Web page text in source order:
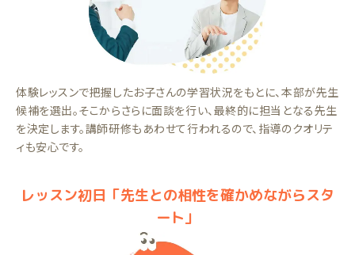
体験レッスンで把握したお子さんの学習状況をもとに、本部が先生
候補を選出。そこからさらに面談を行い、最終的に担当となる先生
を決定します。講師研修もあわせて行われるので、指導のクオリテ
ィも安心です。
レッスン初日「先生との相性を確かめながらスタ
ート」